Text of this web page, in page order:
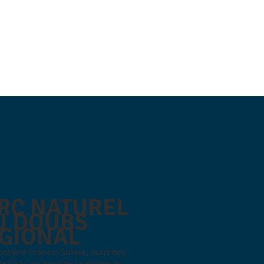
NATUREL
DOUBS
Franco-Suisse, marchez